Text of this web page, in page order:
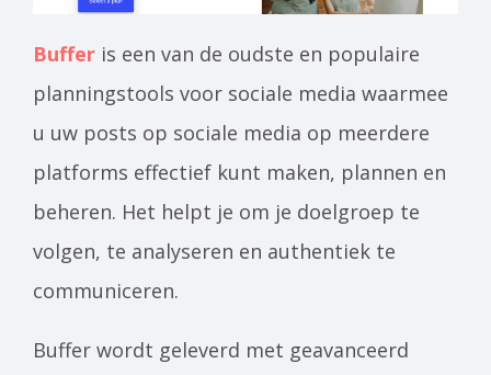
Buffer is een van de oudste en populaire
planningstools voor sociale media waarmee
u uw posts op sociale media op meerdere
platforms effectief kunt maken, plannen en
beheren. Het helpt je om je doelgroep te
volgen, te analyseren en authentiek te
communiceren.
Buffer wordt geleverd met geavanceerd